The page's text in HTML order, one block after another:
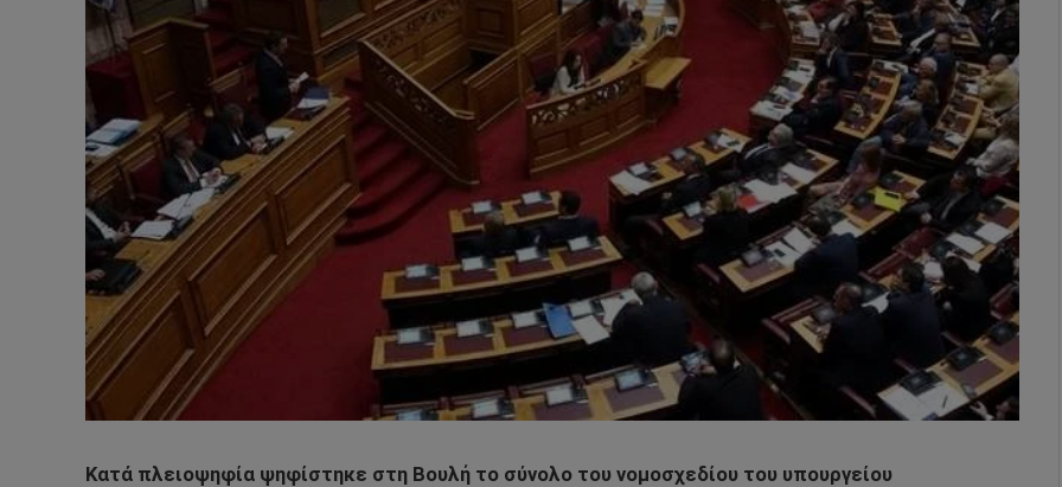
Κατά πλειοψηφία ψηφίστηκε στη Βουλή το σύνολο του νομοσχεδίου του υπουργείου